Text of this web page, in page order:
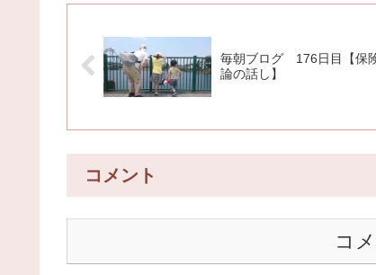
毎朝ブログ 176日目【保
論の話し】
コメント
コ